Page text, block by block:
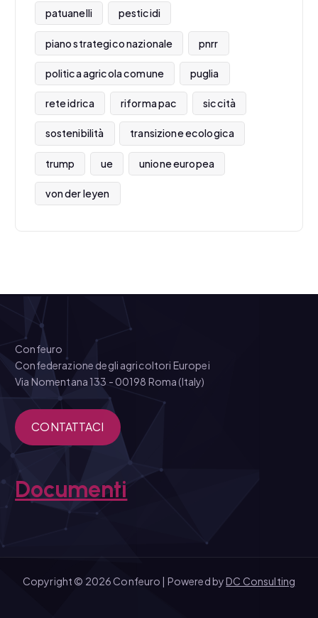
patuanelli pesticidi
piano strategico nazionale pnrr
politica agricola comune puglia
rete idrica riforma pac siccità
sostenibilità transizione ecologica
trump ue unione europea
von der leyen
Confeuro
Confederazione degli agricoltori Europei
Via Nomentana 133 - 00198 Roma (Italy)
CONTATTACI
Documenti
Copyright © 2026 Confeuro | Powered byDC Consulting